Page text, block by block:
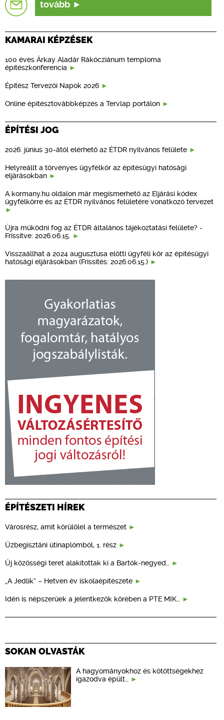
tovább
KAMARAI KÉPZÉSEK
100 éves Árkay Aladár Rákócziánum temploma
építészkonferencia
Építész Tervezői Napok 2026
Online építésztovábbképzés a Tervlap portálon
ÉPÍTÉSI JOG
2026. június 30-ától elérhető az ÉTDR nyilvános felülete
Helyreállt a törvényes ügyfélkör az építésügyi hatósági
eljárásokban
A kormany.hu oldalon már megismerhető az Eljárási kódex
ügyfélkörre és az ÉTDR nyilvános felületére vonatkozó tervezet
Újra működni fog az ÉTDR általános tájékoztatási felülete? -
Frissítve: 2026.06.15.
Visszaállhat a 2024 augusztusa előtti ügyféli kör az építésügyi
hatósági eljárásokban (Frissítés: 2026.06.15.)
ÉPÍTÉSZETI HÍREK
Városrész, amit körülölel a természet
Üzbegisztáni útinaplómból, 1. rész
Új közösségi teret alakítottak ki a Bartók-negyed…
„A Jedlik” – Hetven év iskolaépítészete
Idén is népszerűek a jelentkezők körében a PTE MIK…
SOKAN OLVASTÁK
A hagyományokhoz és kötöttségekhez
igazodva épült…